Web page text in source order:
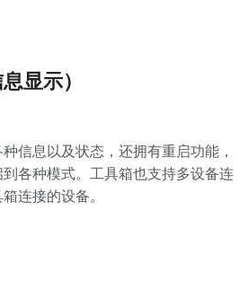
显示）
信息以及状态，还拥有重启功能，
各种模式。工具箱也支持多设备连
连接的设备。